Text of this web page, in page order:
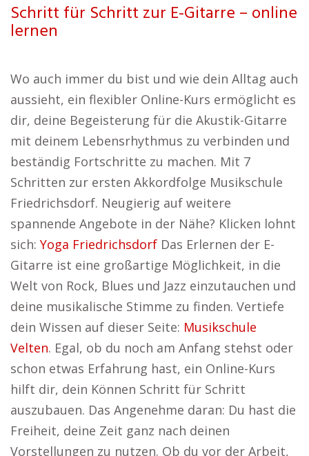
Schritt für Schritt zur E-Gitarre – online
lernen
Wo auch immer du bist und wie dein Alltag auch
aussieht, ein flexibler Online-Kurs ermöglicht es
dir, deine Begeisterung für die Akustik-Gitarre
mit deinem Lebensrhythmus zu verbinden und
beständig Fortschritte zu machen. Mit 7
Schritten zur ersten Akkordfolge Musikschule
Friedrichsdorf. Neugierig auf weitere
spannende Angebote in der Nähe? Klicken lohnt
sich: Yoga Friedrichsdorf Das Erlernen der E-
Gitarre ist eine großartige Möglichkeit, in die
Welt von Rock, Blues und Jazz einzutauchen und
deine musikalische Stimme zu finden. Vertiefe
dein Wissen auf dieser Seite: Musikschule
Velten. Egal, ob du noch am Anfang stehst oder
schon etwas Erfahrung hast, ein Online-Kurs
hilft dir, dein Können Schritt für Schritt
auszubauen. Das Angenehme daran: Du hast die
Freiheit, deine Zeit ganz nach deinen
Vorstellungen zu nutzen. Ob du vor der Arbeit,